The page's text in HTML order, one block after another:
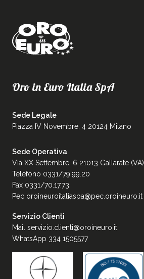
Oro in Euro Italia SpA
Sede Legale
Piazza IV Novembre, 4 20124 Milano
Sede Operativa
Via XX Settembre, 6 21013 Gallarate (VA)
Telefono 0331/79.99.20
Fax 0331/70.17.73
Pec oroineuroitaliaspa@pec.oroineuro.it
Servizio Clienti
Mail servizio.clienti@oroineuro.it
WhatsApp 334 1505577